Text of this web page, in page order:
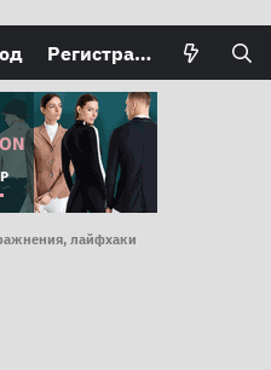
Регистрация
лайфхаки